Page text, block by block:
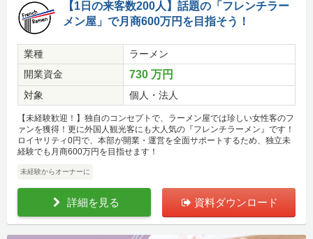
【1日の来客数200人】話題の「フレンチラー
メン屋」で月商600万円を目指そう！
業種
ラーメン
開業資金
730 万円
対象 個人・法人
【未経験歓迎！】独自のコンセプトで、ラーメン屋では珍しい女性客のフ
ァンを獲得！更に外国人観光客にも大人気の『フレンチラーメン』です！
ロイヤリティ0円で、本部が開業・運営を全面サポートするため、独立未
経験でも月商600万円を目指せます！
未経験からオーナーに
詳細を見る 資料ダウンロード